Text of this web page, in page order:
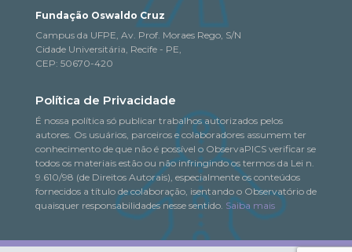
Fundação Oswaldo Cruz
Campus da UFPE, Av. Prof. Moraes Rego, S/N
Cidade Universitária, Recife - PE,
CEP: 50670-420
Política de Privacidade
É nossa política só publicar trabalhos autorizados pelos
autores. Os usuários, parceiros e colaboradores assumem ter
conhecimento de que não é possível o ObservaPICS verificar se
todos os materiais estão ou não infringindo os termos da Lei n.
9.610/98 (de Direitos Autorais), especialmente os conteúdos
fornecidos a título de colaboração, isentando o Observatório de
quaisquer responsabilidades nesse sentido. Saiba mais